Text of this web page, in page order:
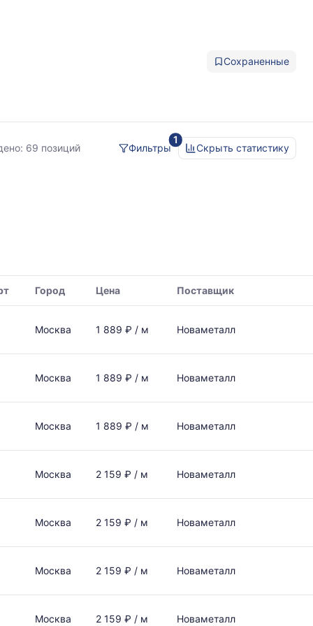
Сохраненные
69 позиций
1
Фильтры Скрыть статистику
Город Цена Поставщик
Москва 1 889 ₽ / м Новаметалл
Москва 1 889 ₽ / м Новаметалл
Москва 1 889 ₽ / м Новаметалл
Москва 2 159 ₽ / м Новаметалл
Москва 2 159 ₽ / м Новаметалл
Москва 2 159 ₽ / м Новаметалл
Москва 2 159 ₽ / м Новаметалл